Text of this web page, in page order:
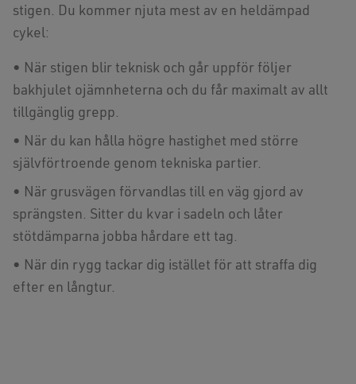
stigen. Du kommer njuta mest av en heldämpad
cykel:
• När stigen blir teknisk och går uppför följer
bakhjulet ojämnheterna och du får maximalt av allt
tillgänglig grepp.
• När du kan hålla högre hastighet med större
självförtroende genom tekniska partier.
• När grusvägen förvandlas till en väg gjord av
sprängsten. Sitter du kvar i sadeln och låter
stötdämparna jobba hårdare ett tag.
• När din rygg tackar dig istället för att straffa dig
efter en långtur.